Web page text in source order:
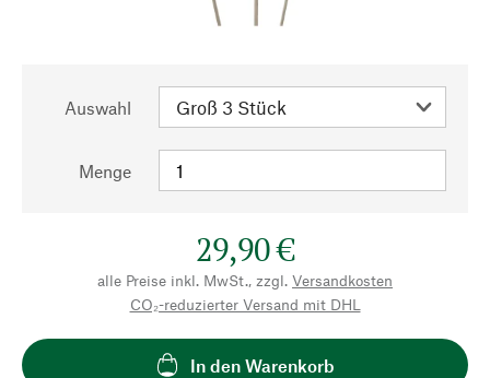
Auswahl
Menge
29,90 €
alle Preise inkl. MwSt., zzgl. Versandkosten
CO₂-reduzierter Versand mit DHL
In den Warenkorb